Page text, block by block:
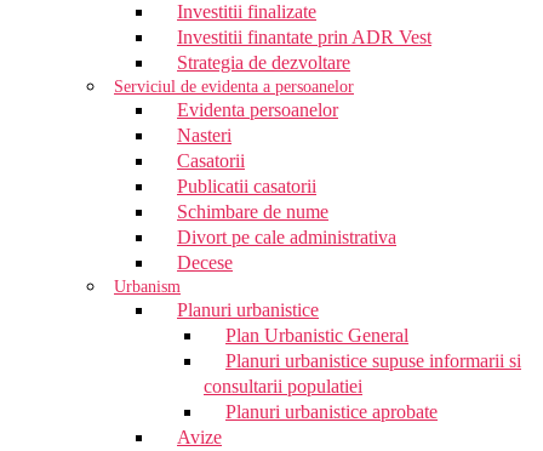
Investitii finalizate
Investitii finantate prin ADR Vest
Strategia de dezvoltare
Serviciul de evidenta a persoanelor
Evidenta persoanelor
Nasteri
Casatorii
Publicatii casatorii
Schimbare de nume
Divort pe cale administrativa
Decese
Urbanism
Planuri urbanistice
Plan Urbanistic General
Planuri urbanistice supuse informarii si
consultarii populatiei
Planuri urbanistice aprobate
Avize